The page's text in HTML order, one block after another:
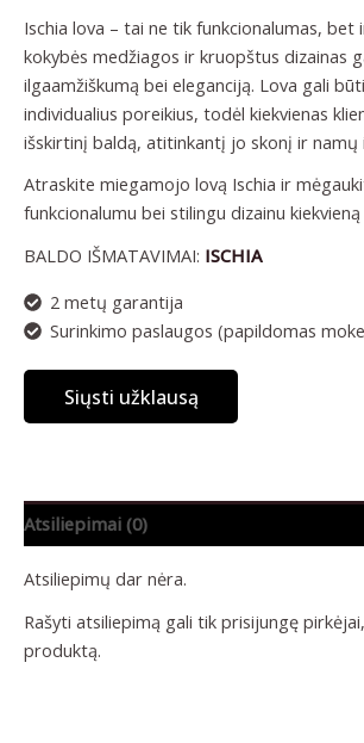
Ischia lova – tai ne tik funkcionalumas, bet
kokybės medžiagos ir kruopštus dizainas
ilgaamžiškumą bei eleganciją. Lova gali
individualius poreikius, todėl kiekvienas
išskirtinį baldą, atitinkantį jo skonį ir namų
Atraskite miegamojo lovą Ischia ir
funkcionalumu bei stilingu dizainu kiekvieną
BALDO IŠMATAVIMAI: ISCHIA
2 metų garantija
Surinkimo paslaugos (papildomas
Siųsti užklausą
Atsiliepimai (0)
Atsiliepimų dar nėra.
Rašyti atsiliepimą gali tik prisijungę
produktą.